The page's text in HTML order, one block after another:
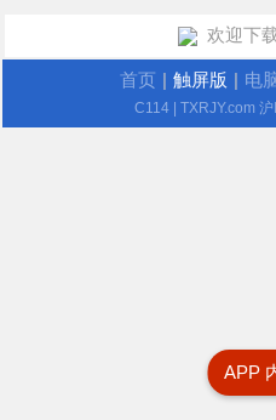
APP
欢迎下
首页 触屏版 电
C114 | TXRJY.com